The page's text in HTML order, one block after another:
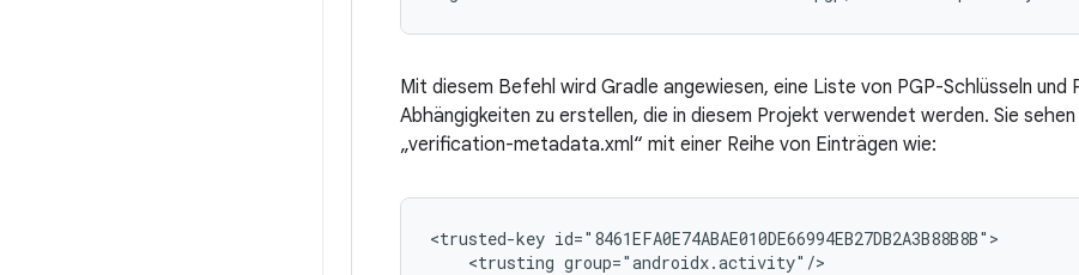
Mit diesem Befehl wird Gradle angewiesen, eine Liste von PGP-Schlüsseln und
Abhängigkeiten zu erstellen, die in diesem Projekt verwendet werden. Sie sehen
„verification-metadata.xml“ mit einer Reihe von Einträgen wie:
<trusted-key
<trusting group="androidx.activity"/>